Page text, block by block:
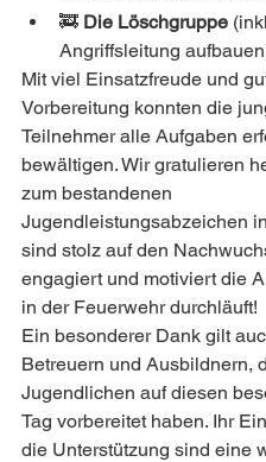
🚒 Die Löschgruppe
Angriffsleitung
Mit viel Einsatzfreude und
Vorbereitung konnten die
Teilnehmer alle Aufgaben
bewältigen. Wir gratulieren
zum bestandenen
Jugendleistungsabzeichen
sind stolz auf den
engagiert und motiviert die
in der Feuerwehr durchläuft!
Ein besonderer Dank gilt
Betreuern und Ausbildnern,
Jugendlichen auf diesen
Tag vorbereitet haben. Ihr
die Unterstützung sind eine